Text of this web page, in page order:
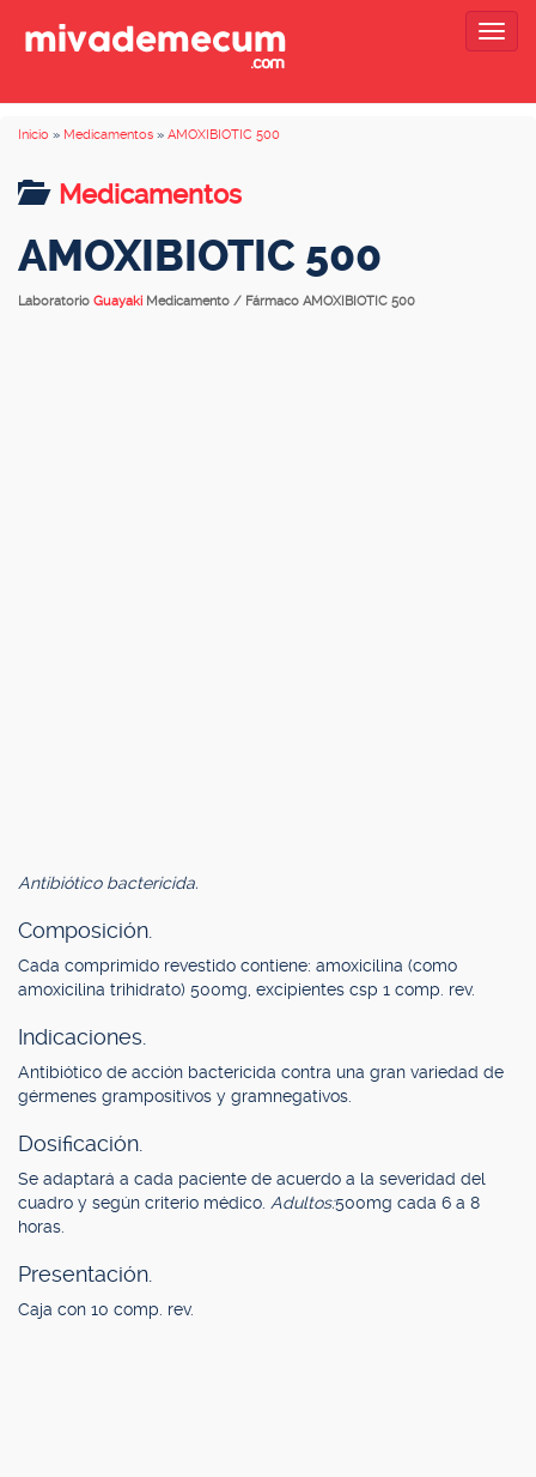
Inicio » Medicamentos » AMOXIBIOTIC 500
Medicamentos
AMOXIBIOTIC 500
Laboratorio Guayaki Medicamento / Fármaco AMOXIBIOTIC 500
Antibiótico bactericida.
Composición.
Cada comprimido revestido contiene: amoxicilina (como
amoxicilina trihidrato) 500mg, excipientes csp 1 comp. rev.
Indicaciones.
Antibiótico de acción bactericida contra una gran variedad de
gérmenes grampositivos y gramnegativos.
Dosificación.
Se adaptará a cada paciente de acuerdo a la severidad del
cuadro y según criterio médico. Adultos:500mg cada 6 a 8
horas.
Presentación.
Caja con 10 comp. rev.